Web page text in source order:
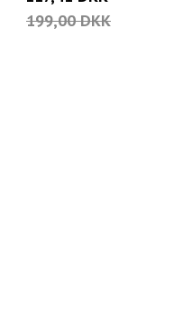
199,00 DKK